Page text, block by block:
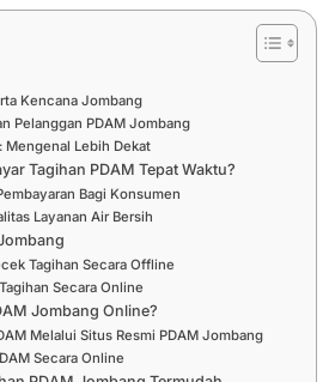
Kencana Jombang
Pelanggan PDAM Jombang
Mengenal Lebih Dekat
Tagihan PDAM Tepat Waktu?
Bagi Konsumen
Layanan Air Bersih
Tagihan Secara Offline
Secara Online
Jombang Online?
Melalui Situs Resmi PDAM Jombang
Secara Online